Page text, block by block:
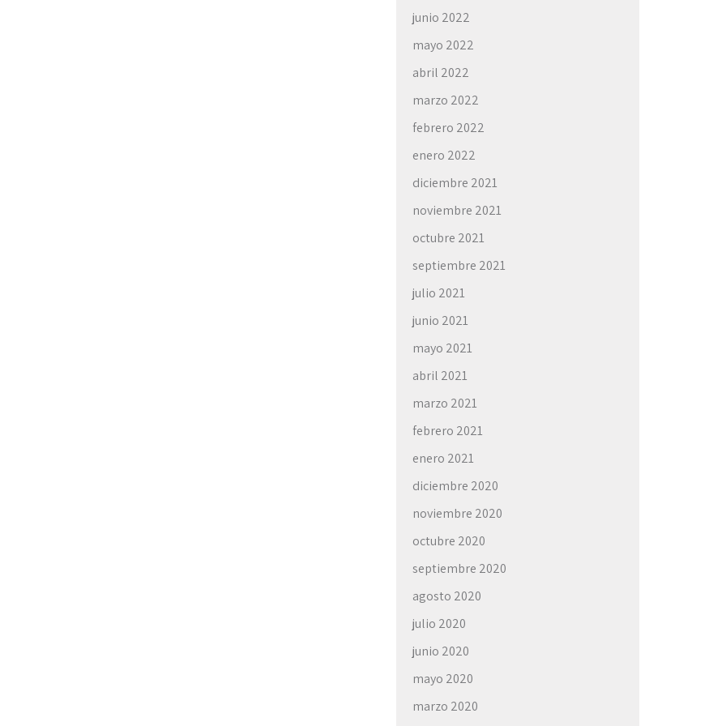
junio 2022
mayo 2022
abril 2022
marzo 2022
febrero 2022
enero 2022
diciembre 2021
noviembre 2021
octubre 2021
septiembre 2021
julio 2021
junio 2021
mayo 2021
abril 2021
marzo 2021
febrero 2021
enero 2021
diciembre 2020
noviembre 2020
octubre 2020
septiembre 2020
agosto 2020
julio 2020
junio 2020
mayo 2020
marzo 2020